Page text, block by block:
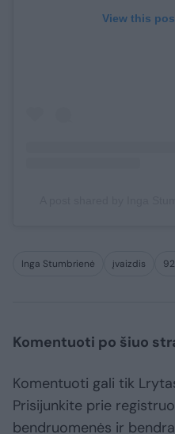
View this
Inga Stumbrienė įvaizdis
Komentuoti po šiuo
Komentuoti gali tik
Prisijunkite prie
bendruomenės ir